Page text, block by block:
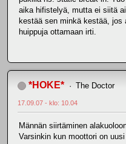
aika hifistelyä, mutta ei siitä
kestää sen minkä kestää, jos
huippuja ottamaan irti.
*HOKE* The Doctor
17.09.07 - klo: 10.04
Männän siirtäminen
Varsinkin kun moottori on